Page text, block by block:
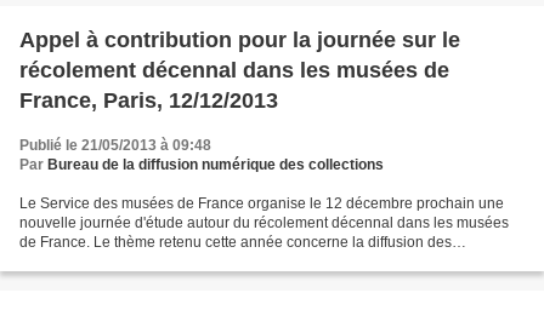
Appel à contribution pour la journée sur le
récolement décennal dans les musées de
France, Paris, 12/12/2013
Publié le 21/05/2013 à 09:48
Par Bureau de la diffusion numérique des collections
Le Service des musées de France organise le 12 décembre prochain une
nouvelle journée d'étude autour du récolement décennal dans les musées
de France. Le thème retenu cette année concerne la diffusion des